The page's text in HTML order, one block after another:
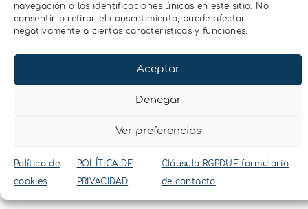
navegación o las identificaciones únicas en este sitio. No
consentir o retirar el consentimiento, puede afectar
negativamente a ciertas características y funciones.
Aceptar
Denegar
Ver preferencias
Política de
cookies
POLÍTICA DE
PRIVACIDAD
Cláusula RGPDUE formulario
de contacto
Alquiler del equipo
TEMPOS
Resistividad térmica para un proyecto
puntual, enLabFerrer ofrecemos